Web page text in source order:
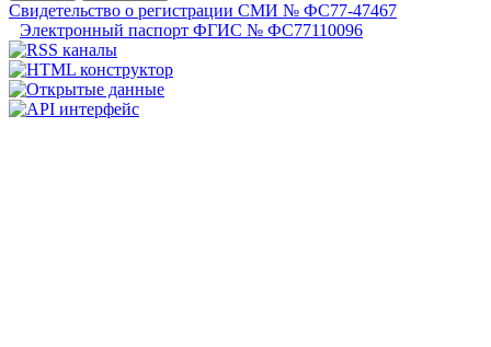
Свидетельство о регистрации СМИ № ФС77-47467
Электронный паспорт ФГИС № ФС77110096